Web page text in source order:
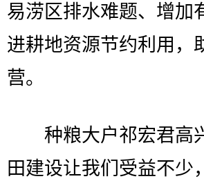
易涝区排水难题、增加
进耕地资源节约利用，
营。
种粮大户祁宏君高
田建设让我们受益不少